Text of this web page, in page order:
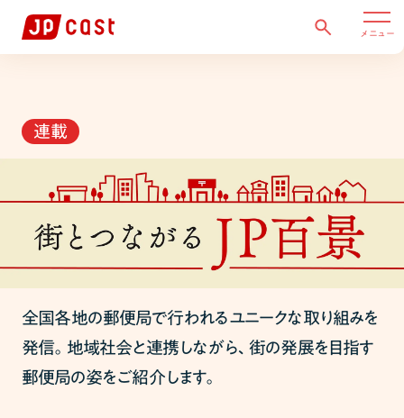
メニュー
連載
全国各地の郵便局で行われるユニークな取り組みを
発信。地域社会と連携しながら、街の発展を目指す
郵便局の姿をご紹介します。